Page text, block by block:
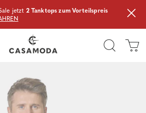
jetzt 2 Tanktops zum Vorteilspreis